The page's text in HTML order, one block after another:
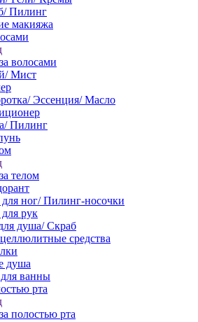
Пилинг
макияжа
волосами
Мист
Эссенция/ Масло
Пилинг
телом
ног/ Пилинг-носочки
рук
душа/ Скраб
средства
душа
ванны
рта
полостью рта